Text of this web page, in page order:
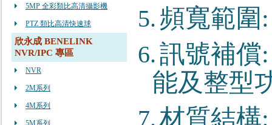
5MP 全彩類比高清攝影機
PTZ 類比高清快速球
欣永成 BENELINK
NVR/IPC 專區
NVR
2M系列
4M系列
5M系列
5. 頻寬範圍
6.訊號補償
能及整型
7.材質結構